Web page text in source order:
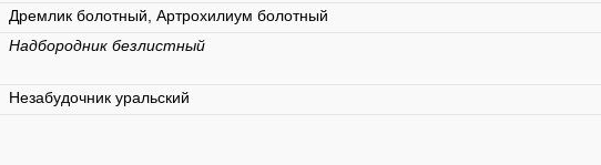
Дремлик болотный, Артрохилиум болотный
Надбородник безлистный
Незабудочник уральский